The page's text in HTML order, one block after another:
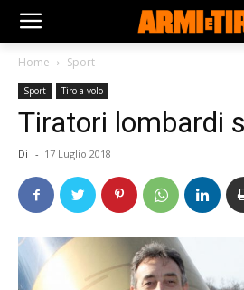
Home Sport
Sport Tiro a volo
Tiratori lombardi
Di - 17 Luglio 2018